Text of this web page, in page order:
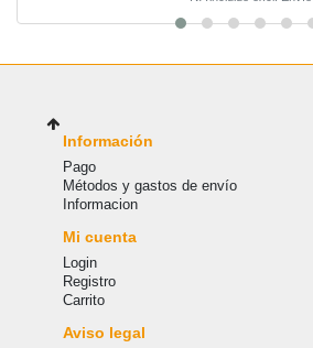
Información
Pago
Métodos y gastos de envío
Informacion
Mi cuenta
Login
Registro
Carrito
Aviso legal